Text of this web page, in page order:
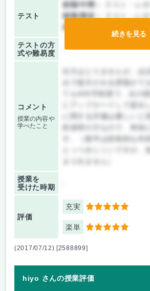
テスト
前期/中間：
後期/期末：
テストの方
式や難易度
-
コメント
授業の内容や
学べたこと
出欠はとりませんが、ほ
ても400字程度で、次の
に関する評価は優しいと
とっつきにくいですが、
授業を
受けた時期
評価
充実 5
楽単 5
続きを見る
(2017/07/12) [2588899]
hiyo さんの授業評価